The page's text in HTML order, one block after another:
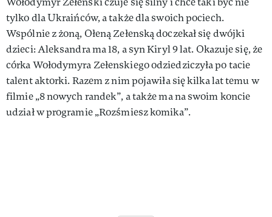
tylko dla Ukraińców, a także dla swoich pociech.
Wspólnie z żoną, Ołeną Zełenską doczekał się dwójki
dzieci: Aleksandra ma 18, a syn Kiryl 9 lat. Okazuje się, że
córka Wołodymyra Zełenskiego odziedziczyła po tacie
talent aktorki. Razem z nim pojawiła się kilka lat temu w
filmie „8 nowych randek”, a także ma na swoim koncie
udział w programie „Rozśmiesz komika”.